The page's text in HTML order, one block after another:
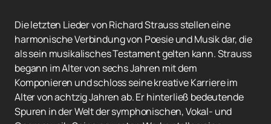
Die letzten Lieder von Richard Strauss stellen eine
harmonische Verbindung von Poesie und Musik dar, die
als sein musikalisches Testament gelten kann. Strauss
begann im Alter von sechs Jahren mit dem
Komponieren und schloss seine kreative Karriere im
Alter von achtzig Jahren ab. Er hinterließ bedeutende
Spuren in der Welt der symphonischen, Vokal- und